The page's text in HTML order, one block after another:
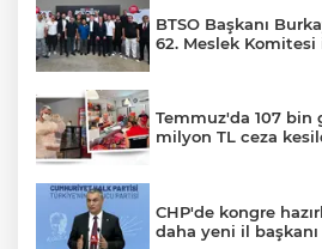
BTSO Başkanı
62. Meslek
Temmuz'da 107 bin
milyon TL ceza
CHP'de kongre
daha yeni il başkanı